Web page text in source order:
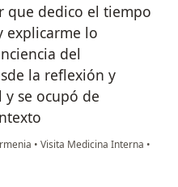
que dedico el tiempo
explicarme lo
del
la reflexión y
se ocupó de
• Visita Medicina Interna •